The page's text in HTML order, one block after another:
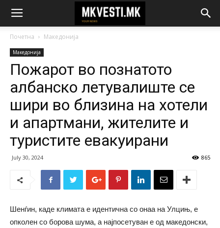
Почетна Македонија
Македонија
Пожарот во познатото
албанско летувалиште се
шири во близина на хотели
и апартмани, жителите и
туристите евакуирани
July 30, 2024 865
Шенѓин, каде климата е идентична со онаа на Улцињ, е
опколен со борова шума, а најпосетуван е од македонски,